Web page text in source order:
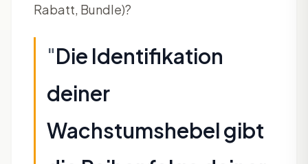
Rabatt, Bundle)?
"Die Identifikation
deiner
Wachstumshebel gibt